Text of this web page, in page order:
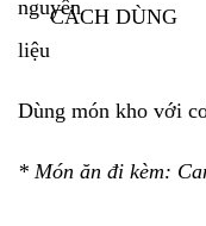
CÁCH DÙNG
Dùng món kho với
* Món ăn đi kèm: